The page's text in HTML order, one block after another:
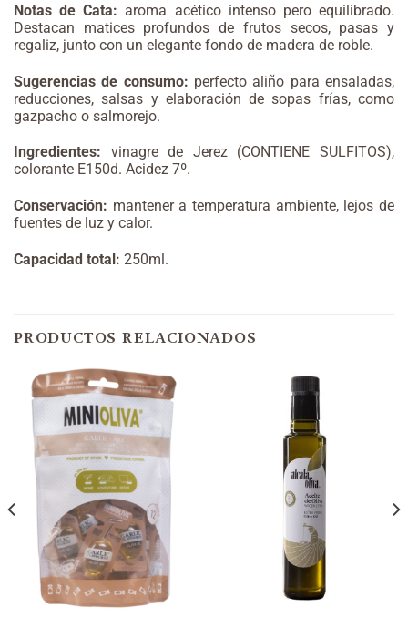
Notas de Cata: aroma acético intenso pero equilibrado.
Destacan matices profundos de frutos secos, pasas y
regaliz, junto con un elegante fondo de madera de roble.
Sugerencias de consumo: perfecto aliño para ensaladas,
reducciones, salsas y elaboración de sopas frías, como
gazpacho o salmorejo.
Ingredientes: vinagre de Jerez (CONTIENE SULFITOS),
colorante E150d. Acidez 7º.
Conservación: mantener a temperatura ambiente, lejos de
fuentes de luz y calor.
Capacidad total: 250ml.
PRODUCTOS RELACIONADOS